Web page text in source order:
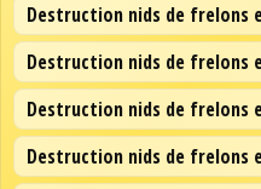
Destruction nids de frelons
Destruction nids de frelons
Destruction nids de frelons
Destruction nids de frelons